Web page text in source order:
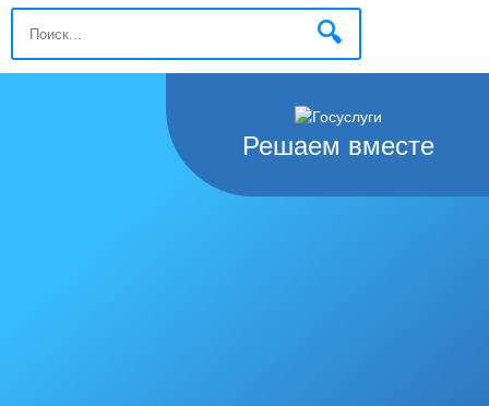
Решаем вместе